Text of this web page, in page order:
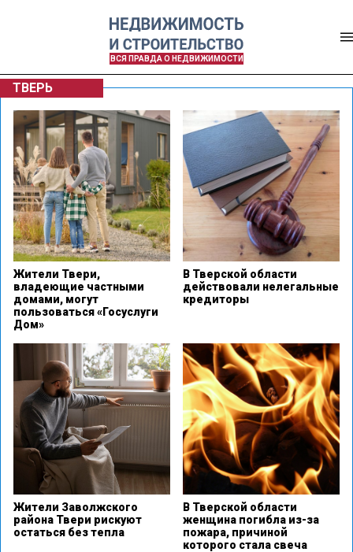
ВСЯ ПРАВДА О НЕДВИЖИМОСТИ
ТВЕРЬ
Жители Твери,
владеющие частными
домами, могут
пользоваться «Госуслуги
Дом»
В Тверской области
действовали нелегальные
кредиторы
Жители Заволжского
района Твери рискуют
остаться без тепла
В Тверской области
женщина погибла из-за
пожара, причиной
которого стала свеча